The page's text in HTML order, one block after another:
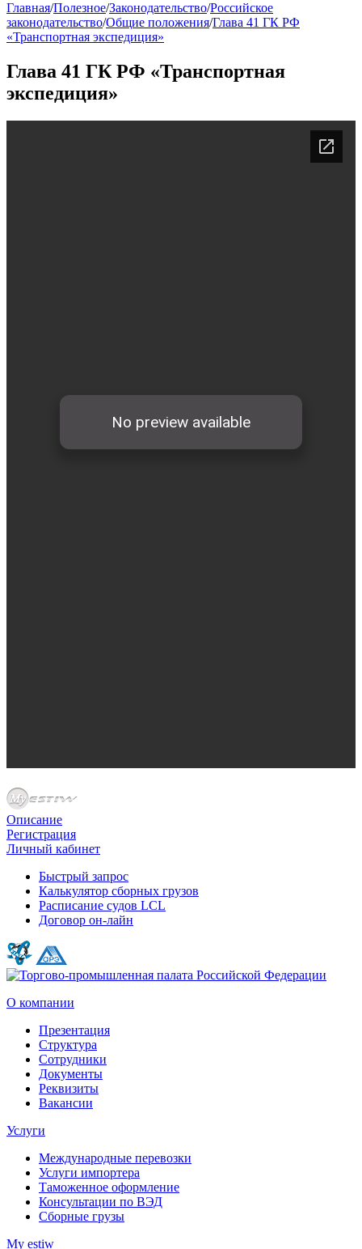
Главная/Полезное/Законодательство/Российское
законодательство/Общие положения/Глава 41 ГК РФ
«Транспортная экспедиция»
Глава 41 ГК РФ «Транспортная
экспедиция»
Описание
Регистрация
Личный кабинет
Быстрый запрос
Калькулятор сборных грузов
Расписание судов LCL
Договор он-лайн
О компании
Презентация
Структура
Сотрудники
Документы
Реквизиты
Вакансии
Услуги
Международные перевозки
Услуги импортера
Таможенное оформление
Консультации по ВЭД
Сборные грузы
My estiw